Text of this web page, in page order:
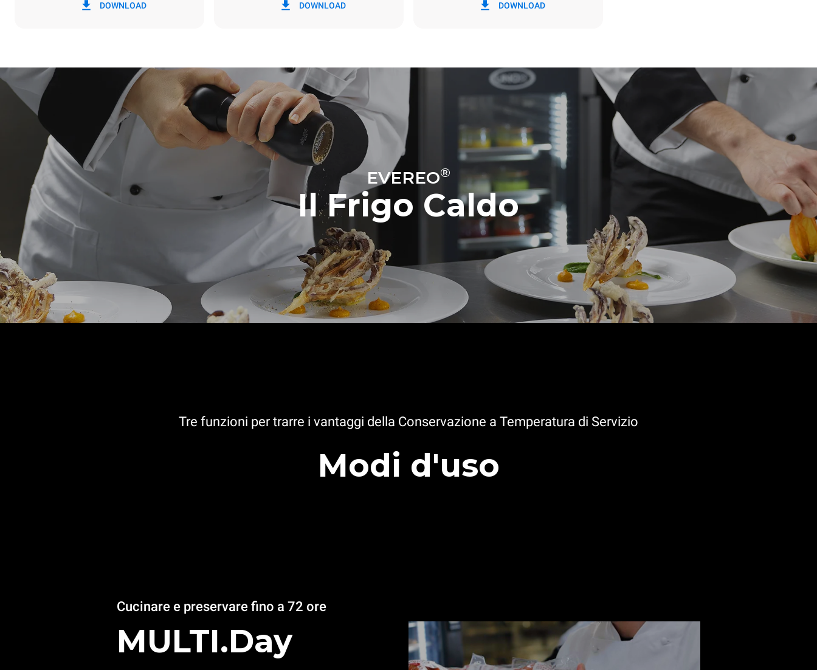
DOWNLOAD DOWNLOAD DOWNLOAD
EVEREO®
Il Frigo Caldo
Tre funzioni per trarre i vantaggi della Conservazione a Temperatura di Servizio
Modi d'uso
Cucinare e preservare fino a 72 ore
MULTI.Day